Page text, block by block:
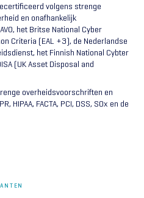
volgens strenge
en onafhankelijk
het Britse National Cyber
Criteria (EAL +3), de Nederlandse
het Finnish National Cybter
(UK Asset Disposal and
overheidsvoorschriften en
HIPAA, FACTA, PCI, DSS, SOx en de